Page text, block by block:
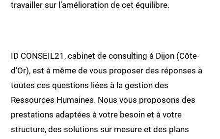
travailler sur l’amélioration de cet équilibre.
ID CONSEIL21, cabinet de consulting à Dijon (Côte-
d’Or), est à même de vous proposer des réponses à
toutes ces questions liées à la gestion des
Ressources Humaines. Nous vous proposons des
prestations adaptées à votre besoin et à votre
structure, des solutions sur mesure et des plans